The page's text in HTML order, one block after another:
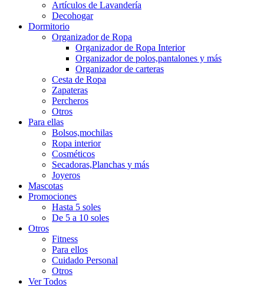
Artículos de Lavandería
Decohogar
Dormitorio
Organizador de Ropa
Organizador de Ropa Interior
Organizador de polos,pantalones y más
Organizador de carteras
Cesta de Ropa
Zapateras
Percheros
Otros
Para ellas
Bolsos,mochilas
Ropa interior
Cosméticos
Secadoras,Planchas y más
Joyeros
Mascotas
Promociones
Hasta 5 soles
De 5 a 10 soles
Otros
Fitness
Para ellos
Cuidado Personal
Otros
Ver Todos